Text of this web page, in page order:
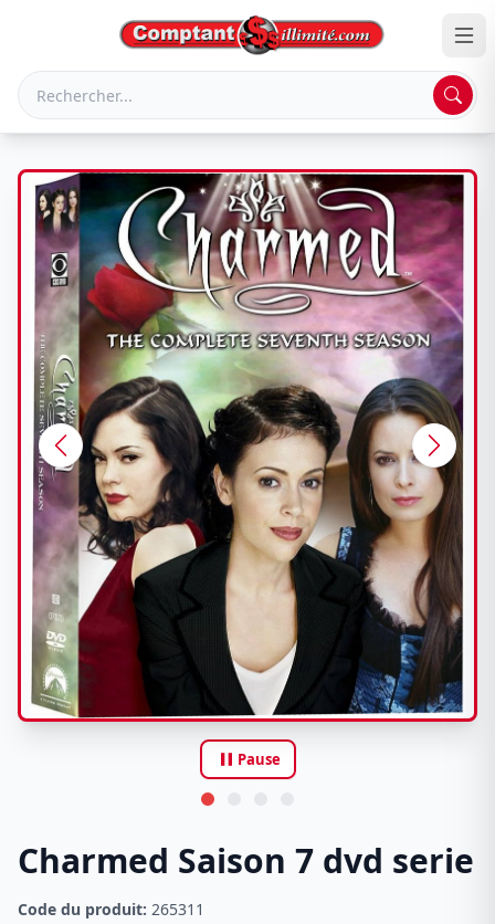
pause Pause
Charmed Saison 7 dvd serie
Code du produit: 265311